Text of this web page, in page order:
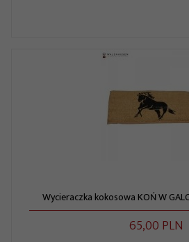
Wycieraczka kokosowa KOŃ W
65,00 PLN